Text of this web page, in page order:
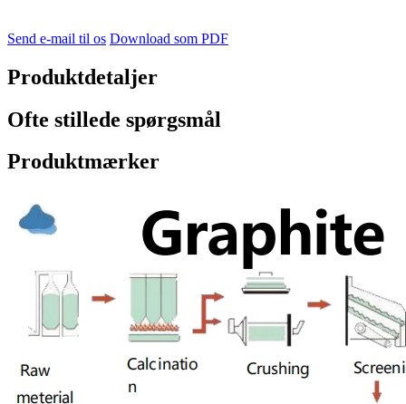
Send e-mail til os Download som PDF
Produktdetaljer
Ofte stillede spørgsmål
Produktmærker